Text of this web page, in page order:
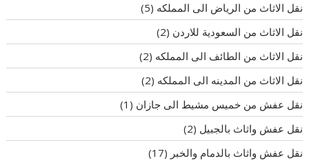
نقل الاثاث من الرياض الى المملكه (5)
نقل الاثاث من السعودية للاردن (2)
نقل الاثاث من الطائف الى المملكه (2)
نقل الاثاث من المدينه الى المملكه (2)
نقل عفش من خميس مشيط الى جازان (1)
نقل عفش واثاث بالجبيل (2)
نقل عفش واثاث بالدمام والخبر (17)